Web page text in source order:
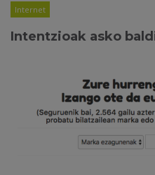
Internet
Intentzioak asko